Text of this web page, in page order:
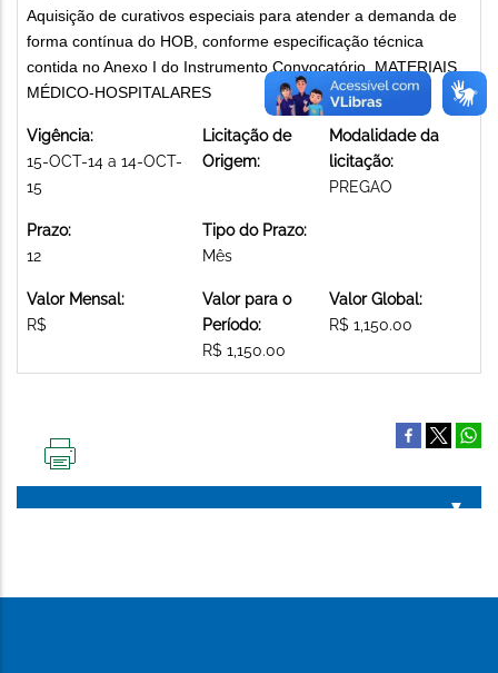
Aquisição de curativos especiais para atender a demanda de
forma contínua do HOB, conforme especificação técnica
contida no Anexo I do Instrumento Convocatório. MATERIAIS
MÉDICO-HOSPITALARES
Vigência:
15-OCT-14 a 14-OCT-
15
Licitação de
Origem:
Modalidade da
licitação:
PREGAO
Prazo:
12
Tipo do Prazo:
Mês
Valor Mensal:
R$
Valor para o
Período:
R$ 1,150.00
Valor Global:
R$ 1,150.00
PÁGINA